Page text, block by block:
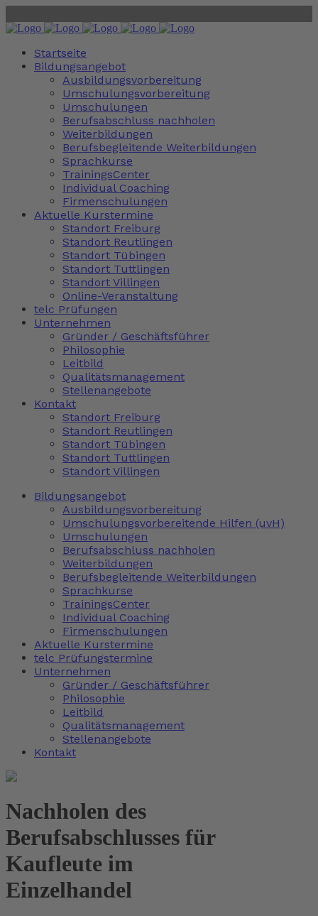
Startseite
Bildungsangebot
Ausbildungsvorbereitung
Umschulungsvorbereitung
Umschulungen
Berufsabschluss nachholen
Weiterbildungen
Berufsbegleitende Weiterbildungen
Sprachkurse
TrainingsCenter
Individual Coaching
Firmenschulungen
Aktuelle Kurstermine
Standort Freiburg
Standort Reutlingen
Standort Tübingen
Standort Tuttlingen
Standort Villingen
Online-Veranstaltung
telc Prüfungen
Unternehmen
Gründer / Geschäftsführer
Philosophie
Leitbild
Qualitätsmanagement
Stellenangebote
Kontakt
Standort Freiburg
Standort Reutlingen
Standort Tübingen
Standort Tuttlingen
Standort Villingen
Bildungsangebot
Ausbildungsvorbereitung
Umschulungsvorbereitende Hilfen (uvH)
Umschulungen
Berufsabschluss nachholen
Weiterbildungen
Berufsbegleitende Weiterbildungen
Sprachkurse
TrainingsCenter
Individual Coaching
Firmenschulungen
Aktuelle Kurstermine
telc Prüfungstermine
Unternehmen
Gründer / Geschäftsführer
Philosophie
Leitbild
Qualitätsmanagement
Stellenangebote
Kontakt
Nachholen des
Berufsabschlusses für
Kaufleute im
Einzelhandel